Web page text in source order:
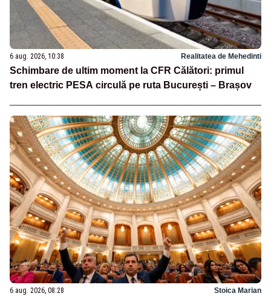
6 aug. 2026, 10:38 Realitatea de Mehedinti
Schimbare de ultim moment la CFR Călători: primul
tren electric PESA circulă pe ruta București – Brașov
6 aug. 2026, 08:28 Stoica Marian